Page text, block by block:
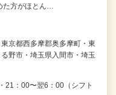
た方がほとん…
京都西多摩郡奥多摩町・東
野市・埼玉県入間市・埼玉
21：00〜翌6：00（シフト